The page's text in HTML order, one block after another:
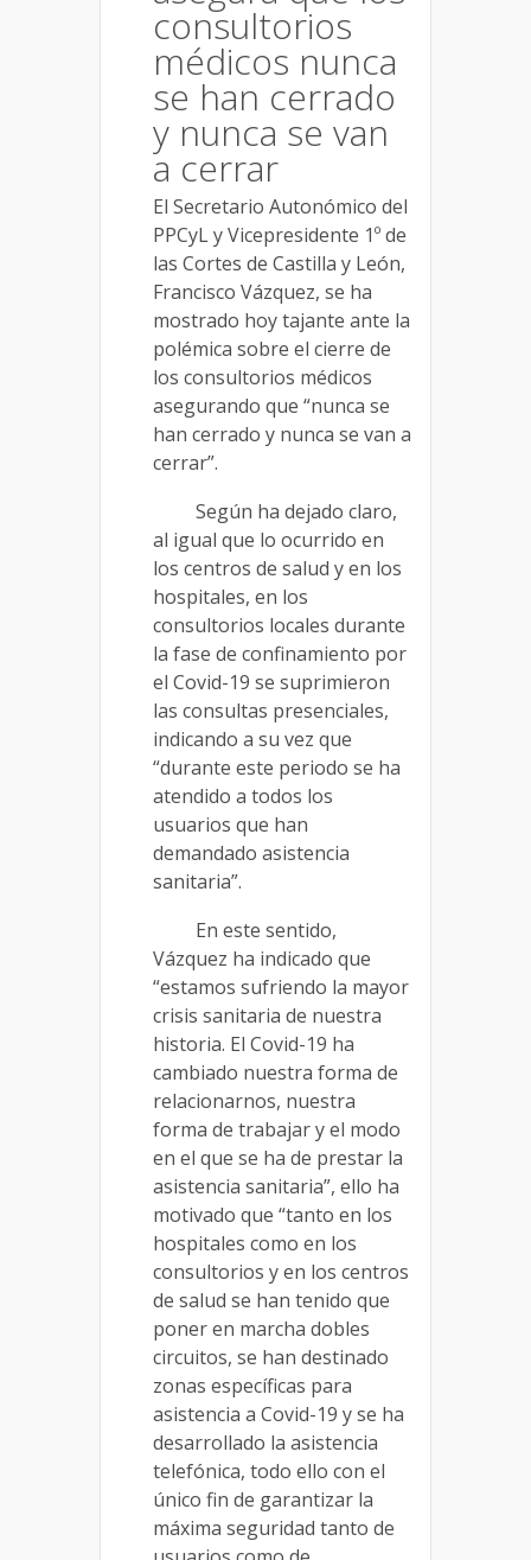
consultorios
médicos nunca
se han cerrado
y nunca se van
a cerrar
El Secretario Autonómico del
PPCyL y Vicepresidente 1º de
las Cortes de Castilla y León,
Francisco Vázquez, se ha
mostrado hoy tajante ante la
polémica sobre el cierre de
los consultorios médicos
asegurando que “nunca se
han cerrado y nunca se van a
cerrar”.
Según ha dejado claro,
al igual que lo ocurrido en
los centros de salud y en los
hospitales, en los
consultorios locales durante
la fase de confinamiento por
el Covid-19 se suprimieron
las consultas presenciales,
indicando a su vez que
“durante este periodo se ha
atendido a todos los
usuarios que han
demandado asistencia
sanitaria”.
En este sentido,
Vázquez ha indicado que
“estamos sufriendo la mayor
crisis sanitaria de nuestra
historia. El Covid-19 ha
cambiado nuestra forma de
relacionarnos, nuestra
forma de trabajar y el modo
en el que se ha de prestar la
asistencia sanitaria”, ello ha
motivado que “tanto en los
hospitales como en los
consultorios y en los centros
de salud se han tenido que
poner en marcha dobles
circuitos, se han destinado
zonas específicas para
asistencia a Covid-19 y se ha
desarrollado la asistencia
telefónica, todo ello con el
único fin de garantizar la
máxima seguridad tanto de